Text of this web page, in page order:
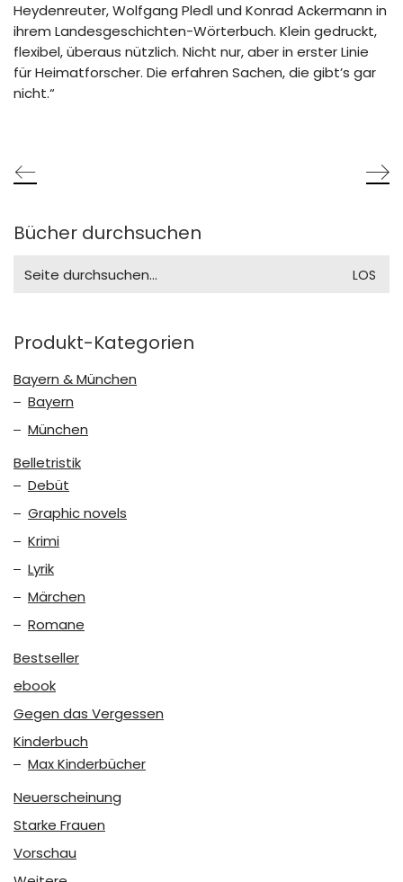
Heydenreuter, Wolfgang Pledl und Konrad Ackermann in
ihrem Landesgeschichten-Wörterbuch. Klein gedruckt,
flexibel, überaus nützlich. Nicht nur, aber in erster Linie
für Heimatforscher. Die erfahren Sachen, die gibt’s gar
nicht.“
Bücher durchsuchen
for:
Produkt-Kategorien
Bayern & München
Bayern
München
Belletristik
Debüt
Graphic novels
Krimi
Lyrik
Märchen
Romane
Bestseller
ebook
Gegen das Vergessen
Kinderbuch
Max Kinderbücher
Neuerscheinung
Starke Frauen
Vorschau